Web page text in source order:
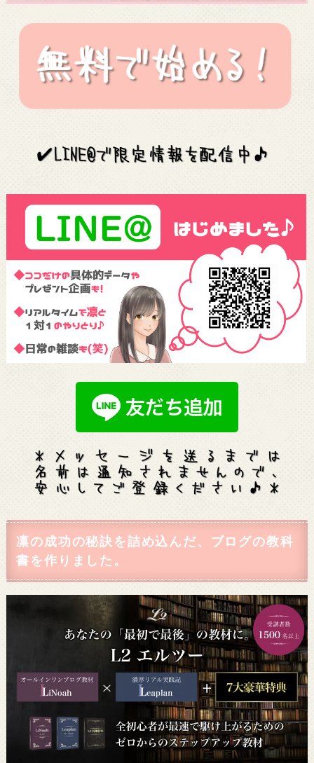
凛の成功の秘訣を詰め込んだ、ブログの教科
書を作りました。